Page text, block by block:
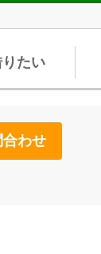
たい
わせ